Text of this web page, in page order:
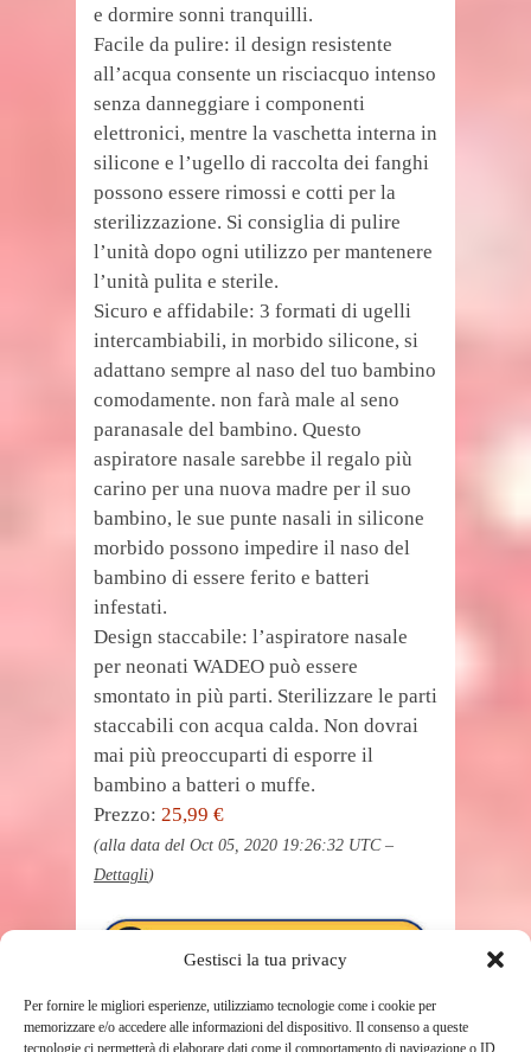
Gestisci la tua privacy
Per fornire le migliori esperienze, utilizziamo tecnologie come i cookie per
memorizzare e/o accedere alle informazioni del dispositivo. Il consenso a queste
tecnologie ci permetterà di elaborare dati come il comportamento di navigazione o ID
e dormire sonni tranquilli.
Facile da pulire: il design resistente
all’acqua consente un risciacquo intenso
senza danneggiare i componenti
elettronici, mentre la vaschetta interna in
silicone e l’ugello di raccolta dei fanghi
possono essere rimossi e cotti per la
sterilizzazione. Si consiglia di pulire
l’unità dopo ogni utilizzo per mantenere
l’unità pulita e sterile.
Sicuro e affidabile: 3 formati di ugelli
intercambiabili, in morbido silicone, si
adattano sempre al naso del tuo bambino
comodamente. non farà male al seno
paranasale del bambino. Questo
aspiratore nasale sarebbe il regalo più
carino per una nuova madre per il suo
bambino, le sue punte nasali in silicone
morbido possono impedire il naso del
bambino di essere ferito e batteri
infestati.
Design staccabile: l’aspiratore nasale
per neonati WADEO può essere
smontato in più parti. Sterilizzare le parti
staccabili con acqua calda. Non dovrai
mai più preoccuparti di esporre il
bambino a batteri o muffe.
Prezzo: 25,99 €
(alla data del Oct 05, 2020 19:26:32 UTC –
Dettagli)